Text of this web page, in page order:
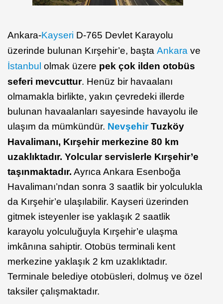
Ankara-Kayseri D-765 Devlet Karayolu
üzerinde bulunan Kırşehir’e, başta Ankara ve
İstanbul olmak üzere pek çok ilden otobüs
seferi mevcuttur. Henüz bir havaalanı
olmamakla birlikte, yakın çevredeki illerde
bulunan havaalanları sayesinde havayolu ile
ulaşım da mümkündür. NevşehirTuzköy
Havalimanı, Kırşehir merkezine 80 km
uzaklıktadır. Yolcular servislerle Kırşehir’e
taşınmaktadır. Ayrıca Ankara Esenboğa
Havalimanı’ndan sonra 3 saatlik bir yolculukla
da Kırşehir’e ulaşılabilir. Kayseri üzerinden
gitmek isteyenler ise yaklaşık 2 saatlik
karayolu yolculuğuyla Kırşehir’e ulaşma
imkânına sahiptir. Otobüs terminali kent
merkezine yaklaşık 2 km uzaklıktadır.
Terminale belediye otobüsleri, dolmuş ve özel
taksiler çalışmaktadır.